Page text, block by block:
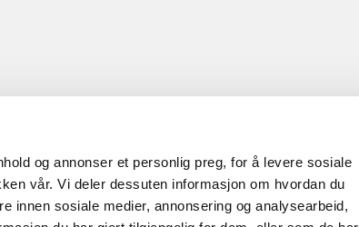
og annonser et personlig preg, for å levere sosiale
vår. Vi deler dessuten informasjon om hvordan du
innen sosiale medier, annonsering og analysearbeid,